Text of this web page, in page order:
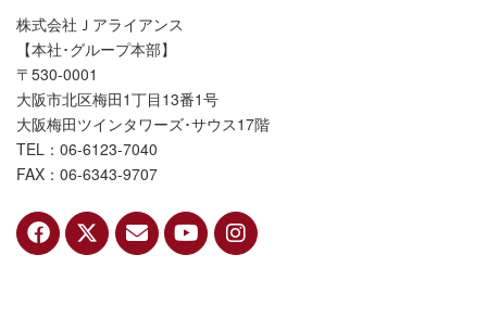
株式会社Ｊアライアンス
【本社･グループ本部】
〒530-0001
大阪市北区梅田1丁目13番1号
大阪梅田ツインタワーズ･サウス17階
TEL：06-6123-7040
FAX：06-6343-9707